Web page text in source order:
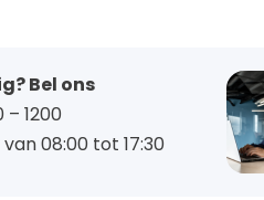
Bel ons
– 1200
08:00 tot 17:30